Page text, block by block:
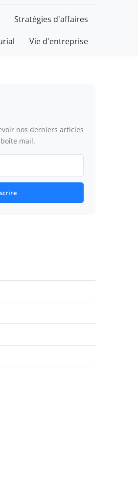
Stratégies d'affaires
Vie d'entreprise
nos derniers articles
mail.